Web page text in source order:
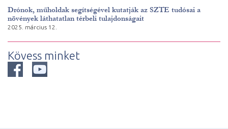
Drónok, műholdak segítségével kutatják az SZTE tudósai a
növények láthatatlan térbeli tulajdonságait
2025. március 12.
Kövess minket